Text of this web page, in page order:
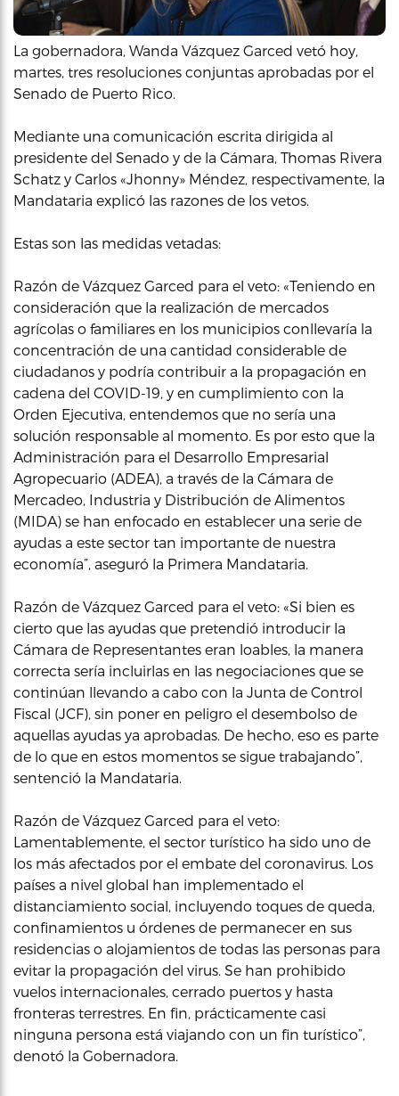
La gobernadora, Wanda Vázquez Garced vetó hoy,
martes, tres resoluciones conjuntas aprobadas por el
Senado de Puerto Rico.
Mediante una comunicación escrita dirigida al
presidente del Senado y de la Cámara, Thomas Rivera
Schatz y Carlos «Jhonny» Méndez, respectivamente, la
Mandataria explicó las razones de los vetos.
Estas son las medidas vetadas:
Razón de Vázquez Garced para el veto: «Teniendo en
consideración que la realización de mercados
agrícolas o familiares en los municipios conllevaría la
concentración de una cantidad considerable de
ciudadanos y podría contribuir a la propagación en
cadena del COVID-19, y en cumplimiento con la
Orden Ejecutiva, entendemos que no sería una
solución responsable al momento. Es por esto que la
Administración para el Desarrollo Empresarial
Agropecuario (ADEA), a través de la Cámara de
Mercadeo, Industria y Distribución de Alimentos
(MIDA) se han enfocado en establecer una serie de
ayudas a este sector tan importante de nuestra
economía”, aseguró la Primera Mandataria.
Razón de Vázquez Garced para el veto: «Si bien es
cierto que las ayudas que pretendió introducir la
Cámara de Representantes eran loables, la manera
correcta sería incluirlas en las negociaciones que se
continúan llevando a cabo con la Junta de Control
Fiscal (JCF), sin poner en peligro el desembolso de
aquellas ayudas ya aprobadas. De hecho, eso es parte
de lo que en estos momentos se sigue trabajando”,
sentenció la Mandataria.
Razón de Vázquez Garced para el veto:
Lamentablemente, el sector turístico ha sido uno de
los más afectados por el embate del coronavirus. Los
países a nivel global han implementado el
distanciamiento social, incluyendo toques de queda,
confinamientos u órdenes de permanecer en sus
residencias o alojamientos de todas las personas para
evitar la propagación del virus. Se han prohibido
vuelos internacionales, cerrado puertos y hasta
fronteras terrestres. En fin, prácticamente casi
ninguna persona está viajando con un fin turístico”,
denotó la Gobernadora.